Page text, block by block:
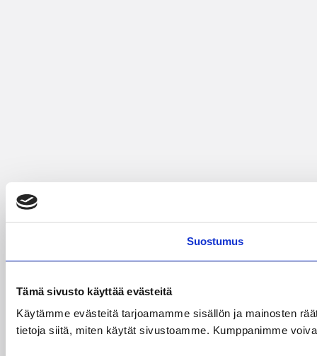
Suostumus
Tämä sivusto käyttää evästeitä
Käytämme evästeitä tarjoamamme sisällön ja mainosten
tietoja siitä, miten käytät sivustoamme. Kumppanimme